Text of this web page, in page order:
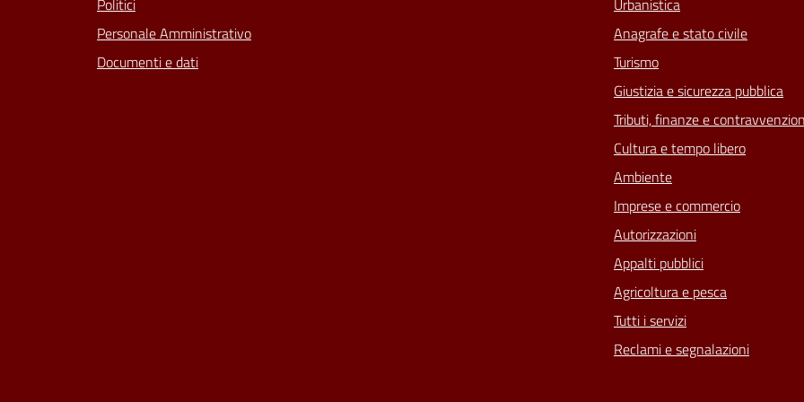
Personale Amministrativo
Documenti e dati
Anagrafe e stato civile
Turismo
Giustizia e sicurezza pubblica
Tributi, finanze e
Cultura e tempo libero
Ambiente
Imprese e commercio
Autorizzazioni
Appalti pubblici
Agricoltura e pesca
Tutti i servizi
Reclami e segnalazioni